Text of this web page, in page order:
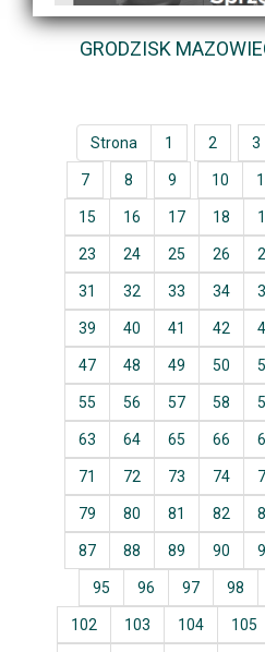
GRODZISK
Strona 1 2 3
7 8 9 10
15 16 17 18
23 24 25 26
31 32 33 34
39 40 41 42
47 48 49 50
55 56 57 58
63 64 65 66
71 72 73 74
79 80 81 82
87 88 89 90
95 96 97 98
102 103 104 105